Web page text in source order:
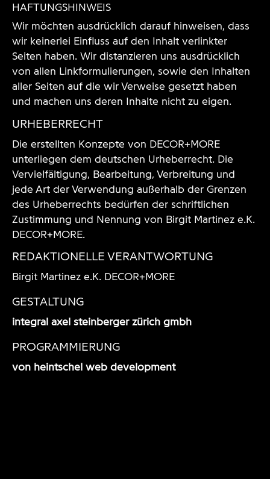
HAFTUNGSHINWEIS
Wir möchten ausdrücklich darauf hinweisen, dass
wir keinerlei Einfluss auf den Inhalt verlinkter
Seiten haben. Wir distanzieren uns ausdrücklich
von allen Linkformulierungen, sowie den Inhalten
aller Seiten auf die wir Verweise gesetzt haben
und machen uns deren Inhalte nicht zu eigen.
URHEBERRECHT
Die erstellten Konzepte von DECOR+MORE
unterliegen dem deutschen Urheberrecht. Die
Vervielfältigung, Bearbeitung, Verbreitung und
jede Art der Verwendung außerhalb der Grenzen
des Urheberrechts bedürfen der schriftlichen
Zustimmung und Nennung von Birgit Martinez e.K.
DECOR+MORE.
REDAKTIONELLE VERANTWORTUNG
Birgit Martinez e.K. DECOR+MORE
GESTALTUNG
integral axel steinberger zürich gmbh
PROGRAMMIERUNG
von heintschel web development